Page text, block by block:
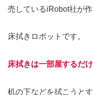
売しているiRobot社が
床拭きロボットです。
床拭きは一部屋するだ
机の下などを拭こうと